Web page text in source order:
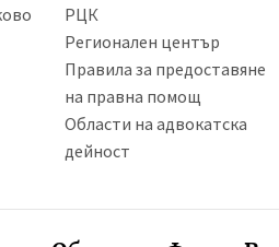
РЦК
Регионален център
Правила за предоставяне
на правна помощ
Области на адвокатска
дейност